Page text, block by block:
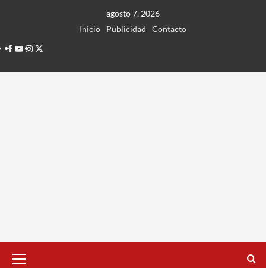
agosto 7, 2026
Inicio
Publicidad
Contacto
Facebook
Youtube
Instagram
Twitter
principal